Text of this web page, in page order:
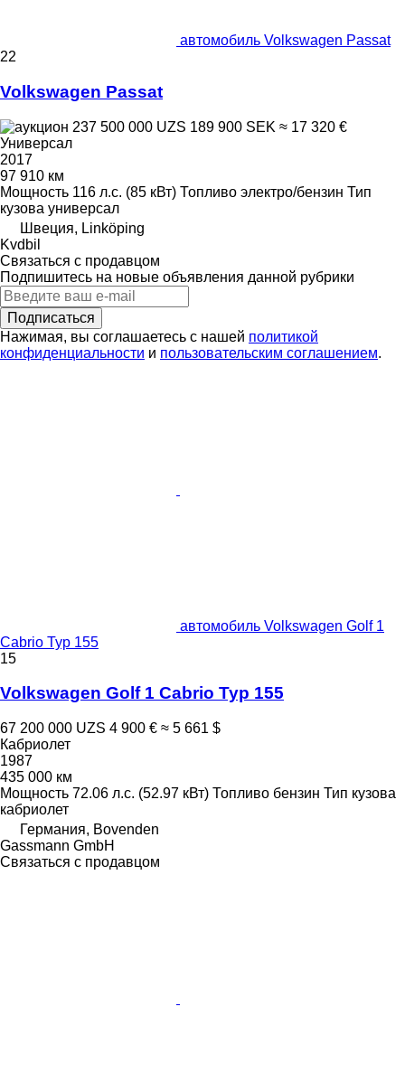
автомобиль Volkswagen Passat
22
Volkswagen Passat
237 500 000 UZS 189 900 SEK ≈ 17 320 €
Универсал
2017
97 910 км
Мощность 116 л.с. (85 кВт) Топливо электро/бензин Тип
кузова универсал
Швеция, Linköping
Kvdbil
Связаться с продавцом
Подпишитесь на новые объявления данной рубрики
Подписаться
Нажимая, вы соглашаетесь с нашей политикой
конфиденциальности и пользовательским соглашением.
автомобиль Volkswagen Golf 1
Cabrio Typ 155
15
Volkswagen Golf 1 Cabrio Typ 155
67 200 000 UZS 4 900 € ≈ 5 661 $
Кабриолет
1987
435 000 км
Мощность 72.06 л.с. (52.97 кВт) Топливо бензин Тип кузова
кабриолет
Германия, Bovenden
Gassmann GmbH
Связаться с продавцом